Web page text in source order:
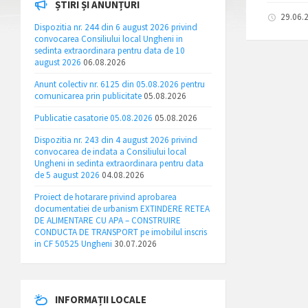
ȘTIRI ȘI ANUNȚURI
Dispozitia nr. 244 din 6 august 2026 privind
convocarea Consiliului local Ungheni in
sedinta extraordinara pentru data de 10
august 2026 06.08.2026
Anunt colectiv nr. 6125 din 05.08.2026 pentru
comunicarea prin publicitate 05.08.2026
Publicatie casatorie 05.08.2026 05.08.2026
Dispozitia nr. 243 din 4 august 2026 privind
convocarea de indata a Consiliului local
Ungheni in sedinta extraordinara pentru data
de 5 august 2026 04.08.2026
Proiect de hotarare privind aprobarea
documentatiei de urbanism EXTINDERE RETEA
DE ALIMENTARE CU APA – CONSTRUIRE
CONDUCTA DE TRANSPORT pe imobilul inscris
in CF 50525 Ungheni 30.07.2026
INFORMAȚII LOCALE